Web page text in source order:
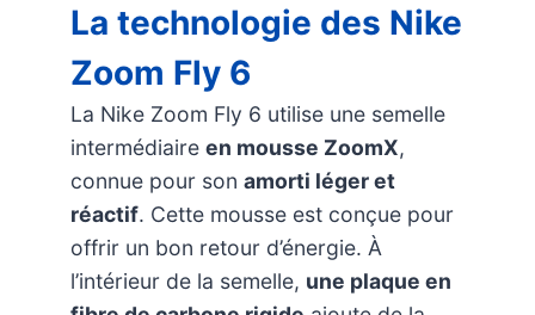
La technologie des Nike
Zoom Fly 6
La Nike Zoom Fly 6 utilise une semelle
intermédiaire en mousse ZoomX,
connue pour son amorti léger et
réactif. Cette mousse est conçue pour
offrir un bon retour d’énergie. À
l’intérieur de la semelle, une plaque en